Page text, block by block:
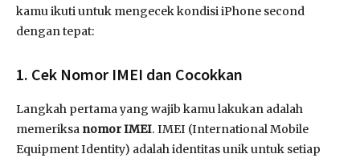
kamu ikuti untuk mengecek kondisi iPhone second
dengan tepat:
1. Cek Nomor IMEI dan Cocokkan
Langkah pertama yang wajib kamu lakukan adalah
memeriksa nomor IMEI. IMEI (International Mobile
Equipment Identity) adalah identitas unik untuk setiap